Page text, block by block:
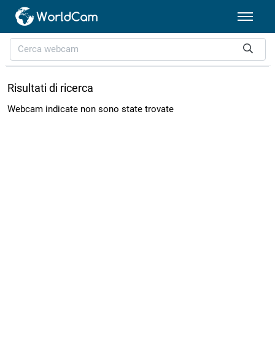
Risultati di ricerca
Webcam indicate non sono state trovate